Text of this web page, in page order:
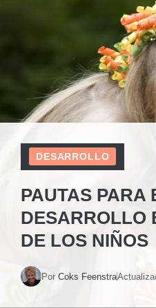
DESARROLLO
PAUTAS PARA
DESARROLLO
DE LOS NIÑOS
Por Coks Feenstra